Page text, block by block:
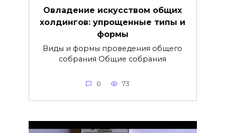
Овладение искусством общих
холдингов: упрощенные типы и
формы
Виды и формы проведения общего
собрания Общие собрания
0 73